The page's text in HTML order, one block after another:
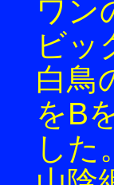
ワン
ビッ
白鳥
をB
した。